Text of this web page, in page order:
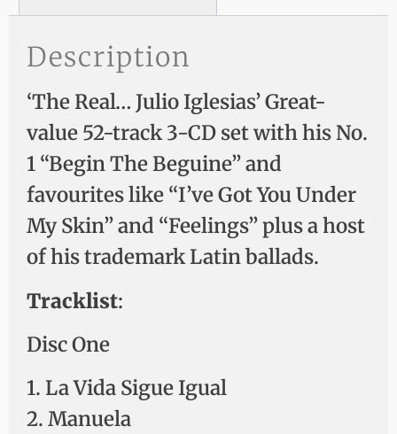
Description
‘The Real… Julio Iglesias’ Great-
value 52-track 3-CD set with his No.
1 “Begin The Beguine” and
favourites like “I’ve Got You Under
My Skin” and “Feelings” plus a host
of his trademark Latin ballads.
Tracklist:
Disc One
1. La Vida Sigue Igual
2. Manuela